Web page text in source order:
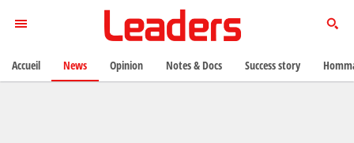
Accueil News Opinion Notes & Docs Success story